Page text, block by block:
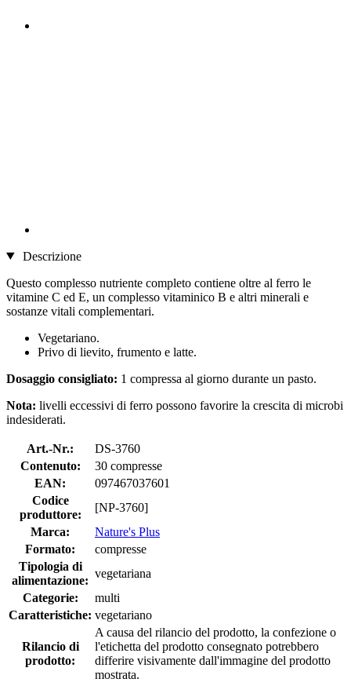
Descrizione
Questo complesso nutriente completo contiene oltre al ferro le
vitamine C ed E, un complesso vitaminico B e altri minerali e
sostanze vitali complementari.
Vegetariano.
Privo di lievito, frumento e latte.
Dosaggio consigliato: 1 compressa al giorno durante un pasto.
Nota: livelli eccessivi di ferro possono favorire la crescita di microbi
indesiderati.
Art.-Nr.:
DS-3760
Contenuto:
30 compresse
EAN:
097467037601
Codice
produttore:
[NP-3760]
Marca:
Nature's Plus
Formato:
compresse
Tipologia di
alimentazione:
vegetariana
Categorie:
multi
Caratteristiche: vegetariano
Rilancio di
prodotto:
A causa del rilancio del prodotto, la confezione o
l'etichetta del prodotto consegnato potrebbero
differire visivamente dall'immagine del prodotto
mostrata.